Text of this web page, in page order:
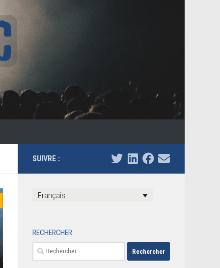
SUIVRE :
Français
RECHERCHER
Rechercher :